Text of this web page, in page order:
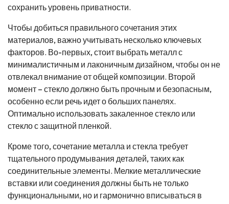
сохранить уровень приватности.
Чтобы добиться правильного сочетания этих
материалов, важно учитывать несколько ключевых
факторов. Во-первых, стоит выбрать металл с
минималистичным и лаконичным дизайном, чтобы он не
отвлекал внимание от общей композиции. Второй
момент – стекло должно быть прочным и безопасным,
особенно если речь идет о больших панелях.
Оптимально использовать закаленное стекло или
стекло с защитной пленкой.
Кроме того, сочетание металла и стекла требует
тщательного продумывания деталей, таких как
соединительные элементы. Мелкие металлические
вставки или соединения должны быть не только
функциональными, но и гармонично вписываться в